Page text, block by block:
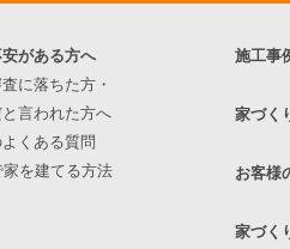
がある方へ
に落ちた方・
言われた方へ
くある質問
家を建てる方法
施工事
家づく
お客様
家づく